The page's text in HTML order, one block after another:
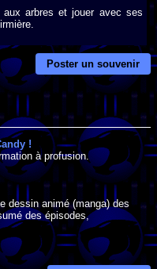
arbres et jouer avec ses
Poster un souvenir
!
à profusion.
dessin animé (manga) des
des épisodes,